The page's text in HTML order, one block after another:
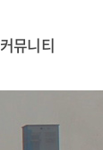
커뮤니티